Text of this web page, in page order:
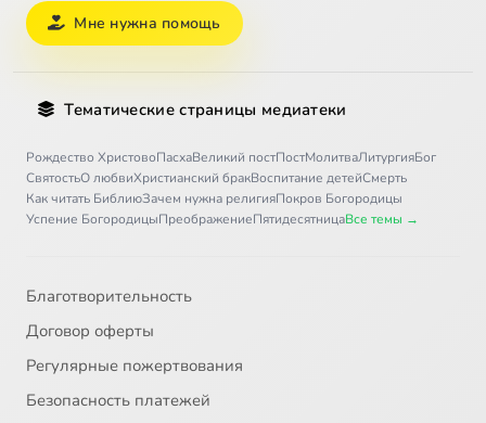
Мне нужна помощь
Тематические страницы медиатеки
Рождество ХристовоПасхаВеликий постПостМолитваЛитургияБог
СвятостьО любвиХристианский бракВоспитание детейСмерть
Как читать БиблиюЗачем нужна религияПокров Богородицы
Успение БогородицыПреображениеПятидесятницаВсе темы →
Благотворительность
Договор оферты
Регулярные пожертвования
Безопасность платежей